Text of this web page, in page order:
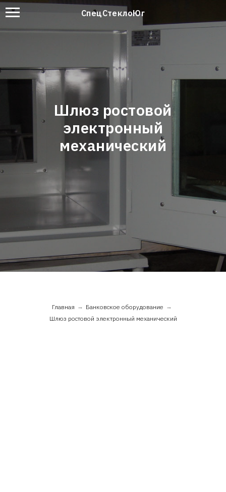
СпецСтеклоЮг
Шлюз ростовой
электронный
механический
Главная → Банковское оборудование →
Шлюз ростовой электронный механический